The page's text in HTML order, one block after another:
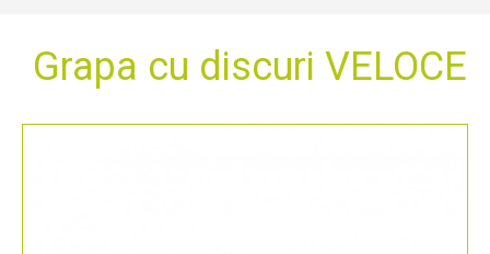
Grapa cu discuri VELOCE